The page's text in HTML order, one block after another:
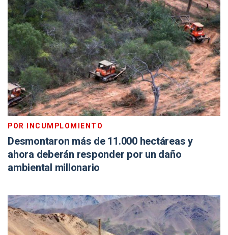
POR INCUMPLOMIENTO
Desmontaron más de 11.000 hectáreas y
ahora deberán responder por un daño
ambiental millonario